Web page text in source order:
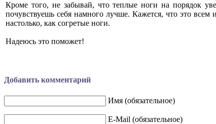
Кроме того, не забывай, что теплые ноги на порядок
почувствуешь себя намного лучше. Кажется, что это
настолько, как согретые ноги.
Надеюсь это поможет!
Добавить комментарий
Имя (обязательное)
E-Mail (обязательное)